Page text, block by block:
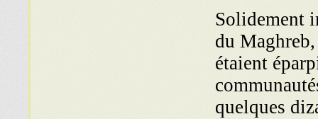
Solidement
du
étaient
quelques